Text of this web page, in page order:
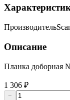
Производитель
Описание
Планка доборная
1 306 ₽
−